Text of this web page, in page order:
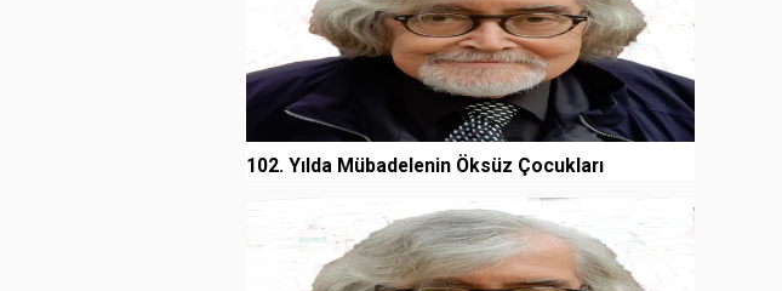
102. Yılda Mübadelenin Öksüz Çocukları